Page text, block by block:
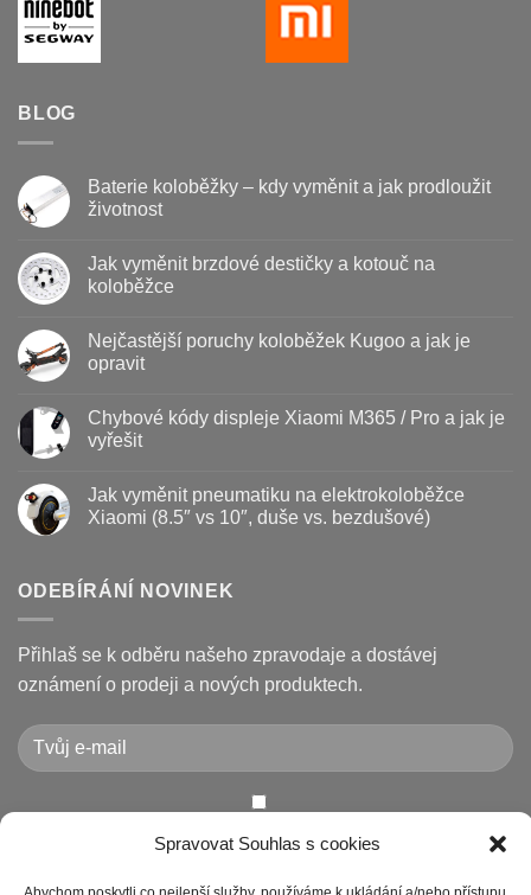
Spravovat Souhlas s cookies
BLOG
Baterie koloběžky – kdy vyměnit a jak prodloužit
životnost
textu
s
koloběžky
kdy
jak
prodloužit
životnost
Jak vyměnit brzdové destičky a kotouč na
koloběžce
u
textu
s
vyměnit
brzdové
destičky
na
koloběžce
Nejčastější poruchy koloběžek Kugoo a jak je
opravit
u
textu
s
poruchy
koloběžek
Kugoo
opravit
Chybové kódy displeje Xiaomi M365 / Pro a jak je
vyřešit
textu
s
displeje
Xiaomi
Pro
a
jak
je
Jak vyměnit pneumatiku na elektrokoloběžce
Xiaomi (8.5″ vs 10″, duše vs. bezdušové)
textu
s
vyměnit
pneumatiku
na
elektrokoloběžce
(8.5″
vs
10″,
duše
ODEBÍRÁNÍ NOVINEK
Přihlaš se k odběru našeho zpravodaje a dostávej
oznámení o prodeji a nových produktech.
Chcete-li odeslat tento formulář, musíte přijmout naše